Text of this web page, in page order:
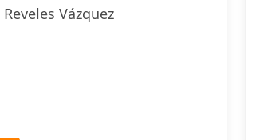
Vázquez